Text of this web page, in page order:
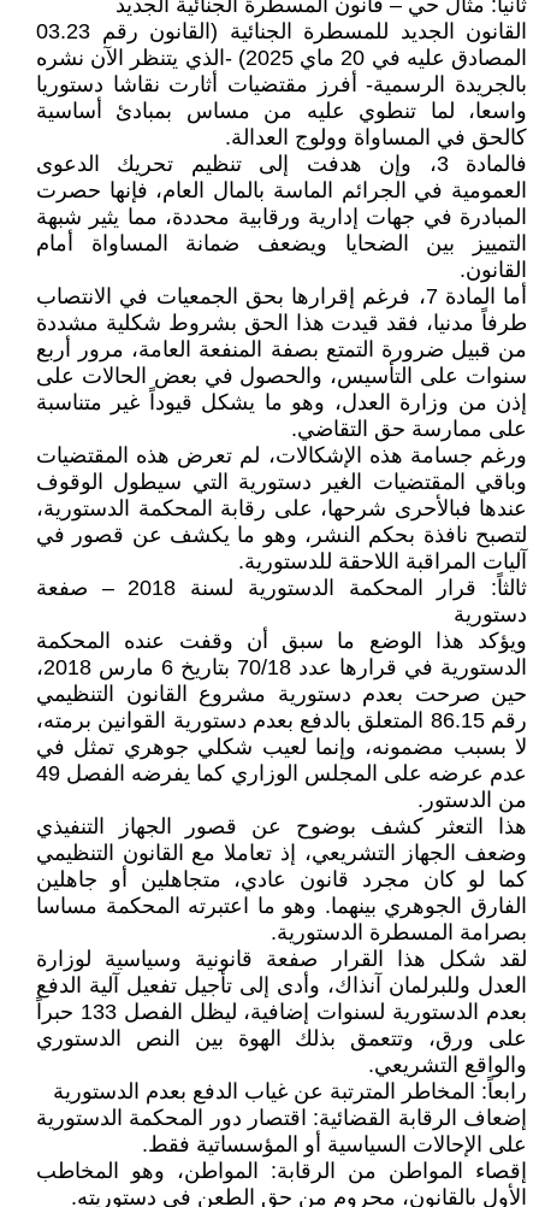
ثانياً: مثال حي – قانون المسطرة الجنائية الجديد
القانون الجديد للمسطرة الجنائية (القانون رقم 03.23
المصادق عليه في 20 ماي 2025) -الذي يتنظر الآن نشره
بالجريدة الرسمية- أفرز مقتضيات أثارت نقاشا دستوريا
واسعا، لما تنطوي عليه من مساس بمبادئ أساسية
كالحق في المساواة وولوج العدالة.
فالمادة 3، وإن هدفت إلى تنظيم تحريك الدعوى
العمومية في الجرائم الماسة بالمال العام، فإنها حصرت
المبادرة في جهات إدارية ورقابية محددة، مما يثير شبهة
التمييز بين الضحايا ويضعف ضمانة المساواة أمام
القانون.
أما المادة 7، فرغم إقرارها بحق الجمعيات في الانتصاب
طرفاً مدنيا، فقد قيدت هذا الحق بشروط شكلية مشددة
من قبيل ضرورة التمتع بصفة المنفعة العامة، مرور أربع
سنوات على التأسيس، والحصول في بعض الحالات على
إذن من وزارة العدل، وهو ما يشكل قيوداً غير متناسبة
على ممارسة حق التقاضي.
ورغم جسامة هذه الإشكالات، لم تعرض هذه المقتضيات
وباقي المقتضيات الغير دستورية التي سيطول الوقوف
عندها فبالأحرى شرحها، على رقابة المحكمة الدستورية،
لتصبح نافذة بحكم النشر، وهو ما يكشف عن قصور في
آليات المراقبة اللاحقة للدستورية.
ثالثاً: قرار المحكمة الدستورية لسنة 2018 – صفعة
دستورية
ويؤكد هذا الوضع ما سبق أن وقفت عنده المحكمة
الدستورية في قرارها عدد 70/18 بتاريخ 6 مارس 2018،
حين صرحت بعدم دستورية مشروع القانون التنظيمي
رقم 86.15 المتعلق بالدفع بعدم دستورية القوانين برمته،
لا بسبب مضمونه، وإنما لعيب شكلي جوهري تمثل في
عدم عرضه على المجلس الوزاري كما يفرضه الفصل 49
من الدستور.
هذا التعثر كشف بوضوح عن قصور الجهاز التنفيذي
وضعف الجهاز التشريعي، إذ تعاملا مع القانون التنظيمي
كما لو كان مجرد قانون عادي، متجاهلين أو جاهلين
الفارق الجوهري بينهما. وهو ما اعتبرته المحكمة مساسا
بصرامة المسطرة الدستورية.
لقد شكل هذا القرار صفعة قانونية وسياسية لوزارة
العدل وللبرلمان آنذاك، وأدى إلى تأجيل تفعيل آلية الدفع
بعدم الدستورية لسنوات إضافية، ليظل الفصل 133 حبراً
على ورق، وتتعمق بذلك الهوة بين النص الدستوري
والواقع التشريعي.
رابعاً: المخاطر المترتبة عن غياب الدفع بعدم الدستورية
إضعاف الرقابة القضائية: اقتصار دور المحكمة الدستورية
على الإحالات السياسية أو المؤسساتية فقط.
إقصاء المواطن من الرقابة: المواطن، وهو المخاطب
الأول بالقانون، محروم من حق الطعن في دستوريته.